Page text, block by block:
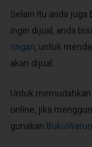
Selain itu anda
ingin dijual, anda
ringan, untuk
akan dijual.
Untuk
online, jika
gunakan